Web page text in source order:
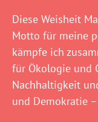
Diese Weisheit
Motto für meine
kämpfe ich
für Ökologie und
Nachhaltigkeit
und Demokratie